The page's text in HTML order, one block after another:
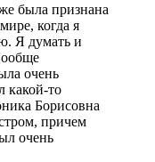
была признана
когда я
Я думать и
очень
какой-то
Борисовна
причем
очень